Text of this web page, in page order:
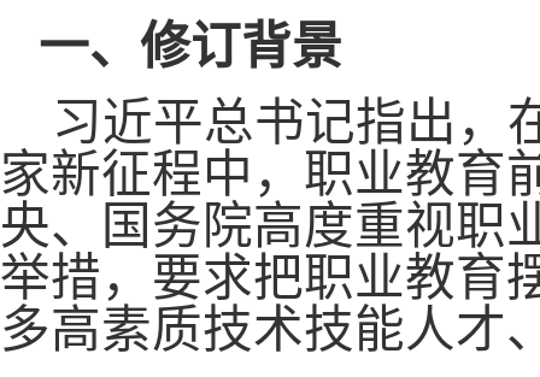
一、修订背景
习近平总书记指出，
家新征程中，职业教育
央、国务院高度重视职
举措，要求把职业教育
多高素质技术技能人才